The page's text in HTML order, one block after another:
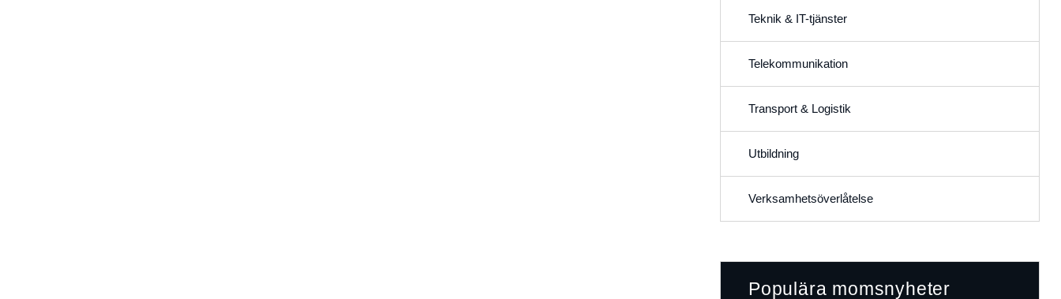
Teknik & IT-tjänster
Telekommunikation
Transport & Logistik
Utbildning
Verksamhetsöverlåtelse
Populära momsnyheter